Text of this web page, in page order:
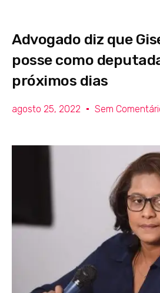
Advogado diz que
posse como
próximos dias
agosto 25, 2022 Sem